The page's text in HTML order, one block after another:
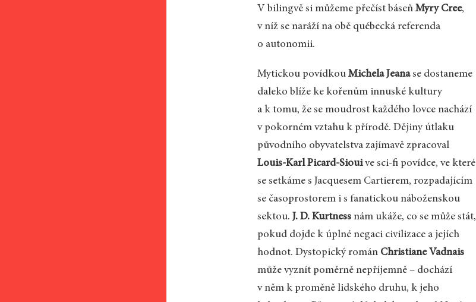
V bilingvě si můžeme přečíst báseňMyry Cree,
v níž se naráží na obě québecká referenda
o autonomii.
Mytickou povídkouMichela Jeanase dostaneme
daleko blíže ke kořenům innuské kultury
a k tomu, že se moudrost každého lovce nachází
v pokorném vztahu k přírodě. Dějiny útlaku
původního obyvatelstva zajímavě zpracoval
Louis-Karl Picard-Siouive sci-fi povídce, ve které
se setkáme s Jacquesem Cartierem, rozpadajícím
se časoprostorem i s fanatickou náboženskou
sektou. J. D. Kurtness nám ukáže, co se může stát,
pokud dojde k úplné negaci civilizace a jejích
hodnot. Dystopický román Christiane Vadnais
může vyznít poměrně nepříjemně – dochází
v něm k proměně lidského druhu, k jeho